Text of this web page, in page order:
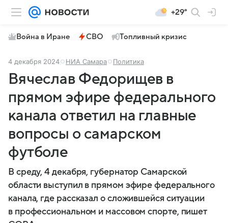
+29°
Война в Иране СВО Топливный кризис
4 декабря 2024 НИА Самара Политика
Вячеслав Федорищев в
прямом эфире федерального
канала ответил на главные
вопросы о самарском
футболе
В среду, 4 декабря, губернатор Самарской
области выступил в прямом эфире федерального
канала, где рассказал о сложившейся ситуации
в профессиональном и массовом спорте, пишет